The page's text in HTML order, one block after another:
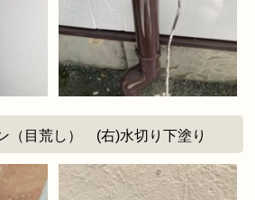
（目荒し） (右)水切り下塗り